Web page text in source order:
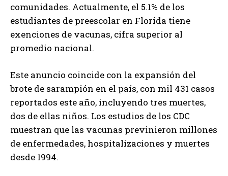
comunidades. Actualmente, el 5.1% de los
estudiantes de preescolar en Florida tiene
exenciones de vacunas, cifra superior al
promedio nacional.
Este anuncio coincide con la expansión del
brote de sarampión en el país, con mil 431 casos
reportados este año, incluyendo tres muertes,
dos de ellas niños. Los estudios de los CDC
muestran que las vacunas previnieron millones
de enfermedades, hospitalizaciones y muertes
desde 1994.